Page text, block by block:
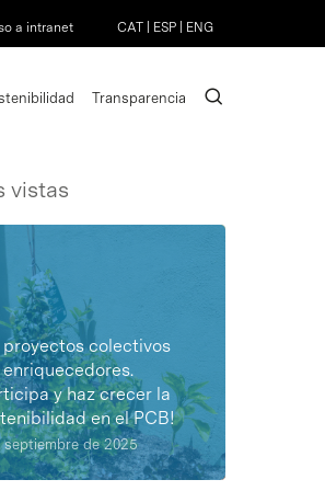
a intranet CAT ESP ENG
Transparencia search
vistas
proyectos colectivos
enriquecedores.
y haz crecer la
en el PCB!
septiembre de 2025